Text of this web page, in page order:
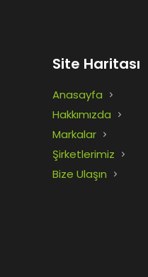
Site Haritası
Anasayfa
Hakkımızda
Markalar
Şirketlerimiz
Bize Ulaşın